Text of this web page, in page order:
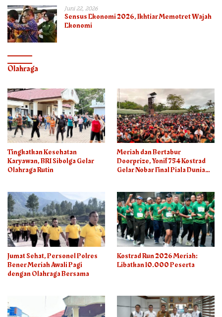
Juni 22, 2026
Sensus Ekonomi 2026, Ikhtiar Memotret Wajah
Ekonomi
Olahraga
Tingkatkan Kesehatan
Karyawan, BRI Sibolga Gelar
Olahraga Rutin
Meriah dan Bertabur
Doorprize, Yonif 754 Kostrad
Gelar Nobar Final Piala Dunia
Jumat Sehat, Personel Polres
Bener Meriah Awali Pagi
dengan Olahraga Bersama
Kostrad Run 2026 Meriah:
Libatkan 10.000 Peserta